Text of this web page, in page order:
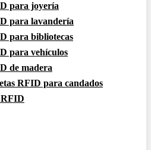
para joyería
para lavandería
para bibliotecas
para vehículos
de madera
RFID para candados
RFID